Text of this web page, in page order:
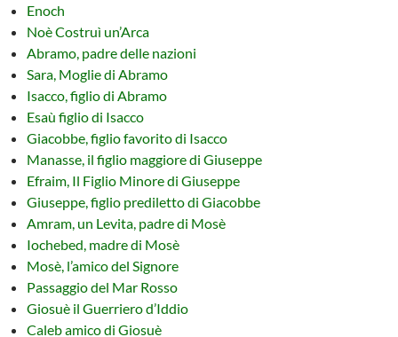
Enoch
Noè Costruì un’Arca
Abramo, padre delle nazioni
Sara, Moglie di Abramo
Isacco, figlio di Abramo
Esaù figlio di Isacco
Giacobbe, figlio favorito di Isacco
Manasse, il figlio maggiore di Giuseppe
Efraim, Il Figlio Minore di Giuseppe
Giuseppe, figlio prediletto di Giacobbe
Amram, un Levita, padre di Mosè
Iochebed, madre di Mosè
Mosè, l’amico del Signore
Passaggio del Mar Rosso
Giosuè il Guerriero d’Iddio
Caleb amico di Giosuè